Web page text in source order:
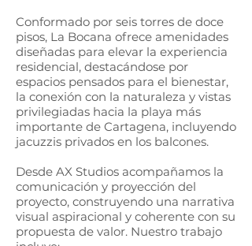
Conformado por seis torres de doce
pisos, La Bocana ofrece amenidades
diseñadas para elevar la experiencia
residencial, destacándose por
espacios pensados para el bienestar,
la conexión con la naturaleza y vistas
privilegiadas hacia la playa más
importante de Cartagena, incluyendo
jacuzzis privados en los balcones.
Desde AX Studios acompañamos la
comunicación y proyección del
proyecto, construyendo una narrativa
visual aspiracional y coherente con su
propuesta de valor. Nuestro trabajo